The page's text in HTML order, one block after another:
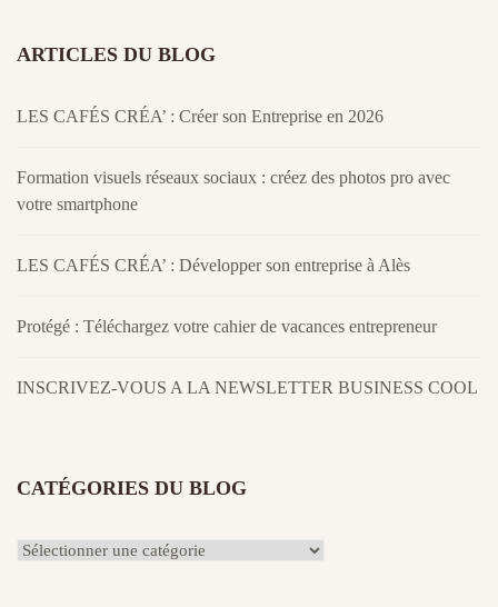
ARTICLES DU BLOG
LES CAFÉS CRÉA’ : Créer son Entreprise en 2026
Formation visuels réseaux sociaux : créez des photos pro avec
votre smartphone
LES CAFÉS CRÉA’ : Développer son entreprise à Alès
Protégé : Téléchargez votre cahier de vacances entrepreneur
INSCRIVEZ-VOUS A LA NEWSLETTER BUSINESS COOL
CATÉGORIES DU BLOG
Catégories